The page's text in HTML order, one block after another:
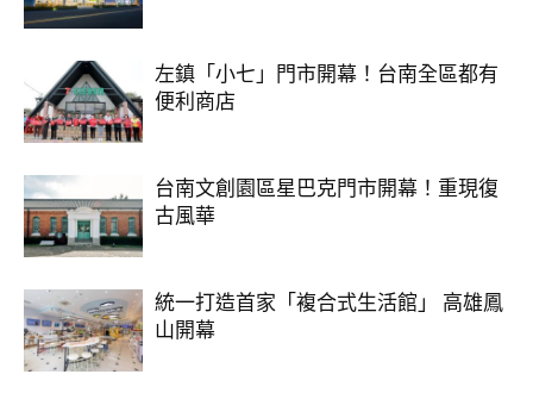
左鎮「小七」門市開幕！台南全區都有
便利商店
台南文創園區星巴克門市開幕！重現復
古風華
統一打造首家「複合式生活館」 高雄鳳
山開幕